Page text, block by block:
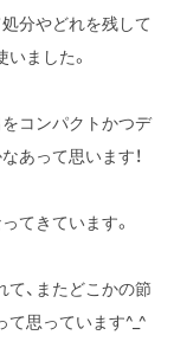
分やどれを残して
ました。
コンパクトかつデ
あって思います！
てきています。
、またどこかの節
て思っています^_^